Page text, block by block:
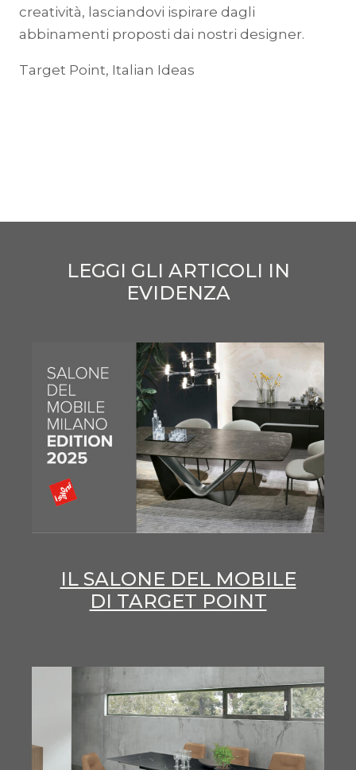
creatività, lasciandovi ispirare dagli
abbinamenti proposti dai nostri designer.
Target Point, Italian Ideas
LEGGI GLI ARTICOLI IN
EVIDENZA
IL SALONE DEL MOBILE
DI TARGET POINT